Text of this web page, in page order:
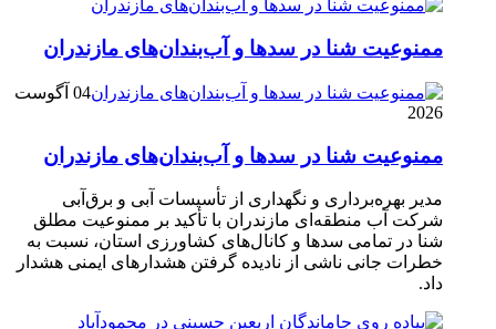
ممنوعیت شنا در سدها و آب‌بندان‌‌های مازندران
04 آگوست
2026
ممنوعیت شنا در سدها و آب‌بندان‌‌های مازندران
مدیر بهره‌برداری و نگهداری از تأسیسات آبی و برق‌آبی
شرکت آب منطقه‌ای مازندران با تأکید بر ممنوعیت مطلق
شنا در تمامی سدها و کانال‌های کشاورزی استان، نسبت به
خطرات جانی ناشی از نادیده گرفتن هشدارهای ایمنی هشدار
داد.